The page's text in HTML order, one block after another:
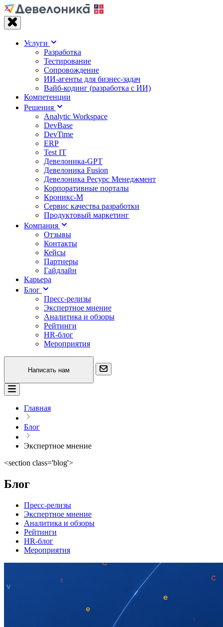
Услуги
Разработка
Тестирование
Сопровождение
ИИ-агенты для бизнес-задач
Вайб‑кодинг (разработка с ИИ)
Компетенции
Решения
Analytic Workspace
DevBase
DevTime
ERP
Test IT
Девелоника-GPT
Девелоника Fusion
Девелоника Ресурс Менеджмент
Корпоративные порталы
Кроникс-М
Сервис качества разработки
Продуктовый маркетинг
Компания
Отзывы
Контакты
Кейсы
Партнеры
Гайдлайн
Карьера
Блог
Пресс-релизы
Экспертное мнение
Аналитика и обзоры
Рейтинги
HR-блог
Мероприятия
Написать нам
Главная
Блог
Экспертное мнение
<section class='blog'>
Блог
Пресс-релизы
Экспертное мнение
Аналитика и обзоры
Рейтинги
HR-блог
Мероприятия